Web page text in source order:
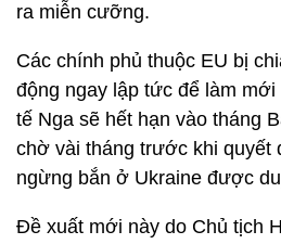
ra miễn cưỡng.
Các chính phủ thuộc EU bị
động ngay lập tức để làm
tế Nga sẽ hết hạn vào tháng
chờ vài tháng trước khi quyết
ngừng bắn ở Ukraine được
Đề xuất mới này do Chủ tịch